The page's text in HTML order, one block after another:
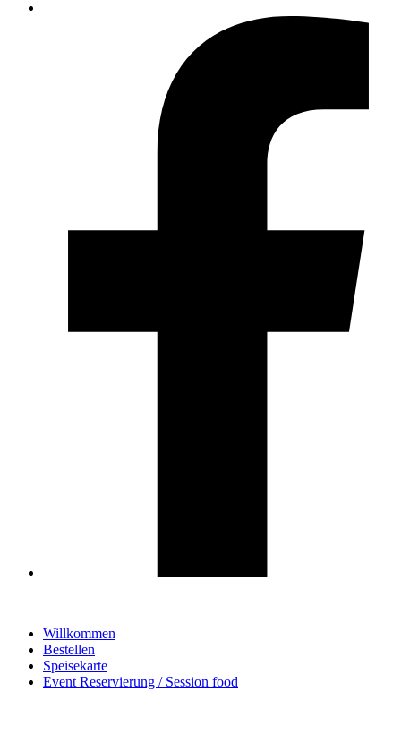
Willkommen
Bestellen
Speisekarte
Event Reservierung / Session food